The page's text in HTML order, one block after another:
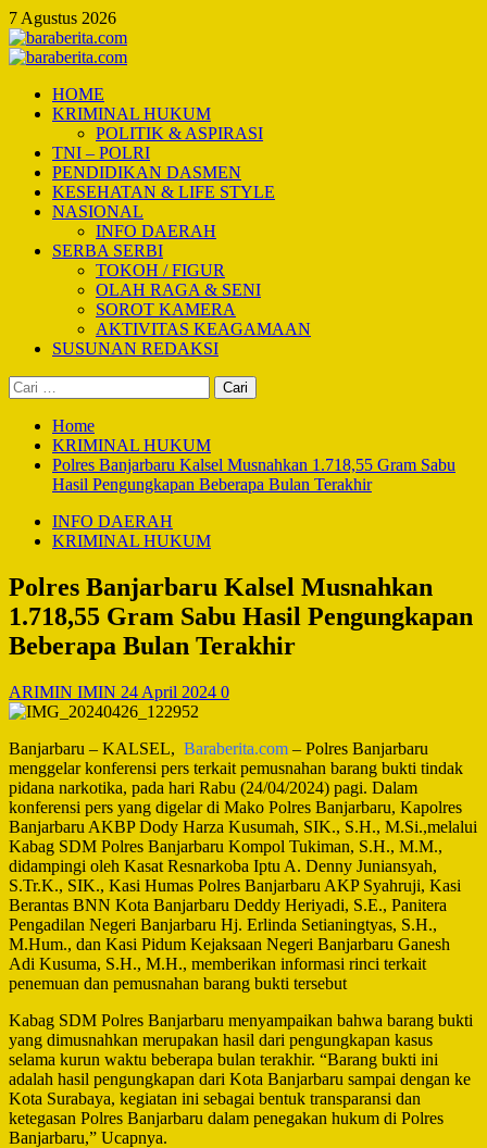
Skip
to
content
7 Agustus 2026
Primary
HOME
KRIMINAL HUKUM
POLITIK & ASPIRASI
TNI – POLRI
PENDIDIKAN DASMEN
KESEHATAN & LIFE STYLE
NASIONAL
INFO DAERAH
SERBA SERBI
TOKOH / FIGUR
OLAH RAGA & SENI
SOROT KAMERA
AKTIVITAS KEAGAMAAN
SUSUNAN REDAKSI
Cari
untuk:
Home
KRIMINAL HUKUM
Polres Banjarbaru Kalsel Musnahkan 1.718,55 Gram Sabu
Hasil Pengungkapan Beberapa Bulan Terakhir
INFO DAERAH
KRIMINAL HUKUM
Polres Banjarbaru Kalsel Musnahkan
1.718,55 Gram Sabu Hasil Pengungkapan
Beberapa Bulan Terakhir
ARIMIN IMIN 24 April 2024 0
Banjarbaru – KALSEL, Baraberita.com – Polres Banjarbaru
menggelar konferensi pers terkait pemusnahan barang bukti tindak
pidana narkotika, pada hari Rabu (24/04/2024) pagi. Dalam
konferensi pers yang digelar di Mako Polres Banjarbaru, Kapolres
Banjarbaru AKBP Dody Harza Kusumah, SIK., S.H., M.Si.,melalui
Kabag SDM Polres Banjarbaru Kompol Tukiman, S.H., M.M.,
didampingi oleh Kasat Resnarkoba Iptu A. Denny Juniansyah,
S.Tr.K., SIK., Kasi Humas Polres Banjarbaru AKP Syahruji, Kasi
Berantas BNN Kota Banjarbaru Deddy Heriyadi, S.E., Panitera
Pengadilan Negeri Banjarbaru Hj. Erlinda Setianingtyas, S.H.,
M.Hum., dan Kasi Pidum Kejaksaan Negeri Banjarbaru Ganesh
Adi Kusuma, S.H., M.H., memberikan informasi rinci terkait
penemuan dan pemusnahan barang bukti tersebut
Kabag SDM Polres Banjarbaru menyampaikan bahwa barang bukti
yang dimusnahkan merupakan hasil dari pengungkapan kasus
selama kurun waktu beberapa bulan terakhir. “Barang bukti ini
adalah hasil pengungkapan dari Kota Banjarbaru sampai dengan ke
Kota Surabaya, kegiatan ini sebagai bentuk transparansi dan
ketegasan Polres Banjarbaru dalam penegakan hukum di Polres
Banjarbaru,” Ucapnya.